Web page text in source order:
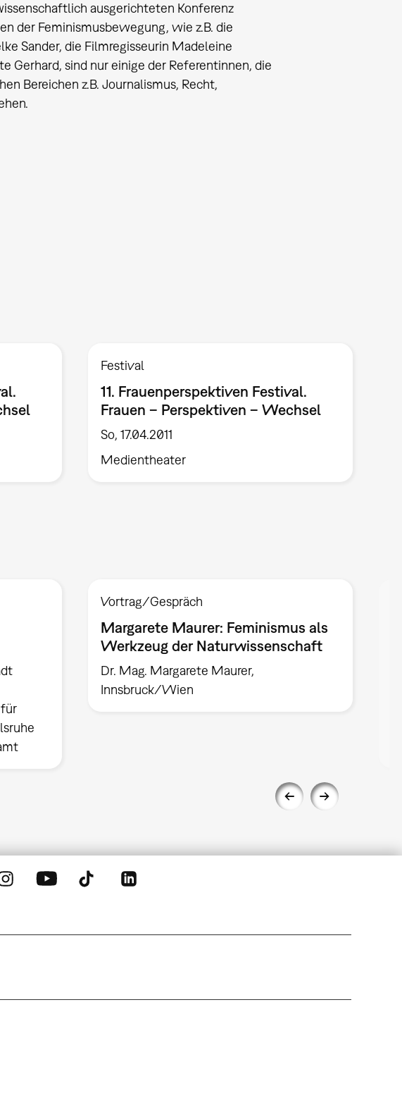
ausge­rich­te­ten Konfe­renz
der Feminis­mus­­­­­­­­be­we­­­­­­­­gung, wie z.B. die
Sander, die Filmre­­­­­­­­gis­­­­­­­­seu­rin Madelei­­ne
Gerhard, sind nur einige der Referen­tin­­­­­­­­nen, die
Bereichen z.B. Journa­­­­­­­­lis­mus, Recht,
Festival
11. Frauenperspektiven Festival.
Frauen – Perspektiven – Wechsel
So, 17.04.2011
Medientheater
Vortrag/Gespräch
Margarete Maurer: Feminismus als
Werkzeug der Naturwissenschaft
Dr. Mag. Margarete Maurer,
Innsbruck/Wien